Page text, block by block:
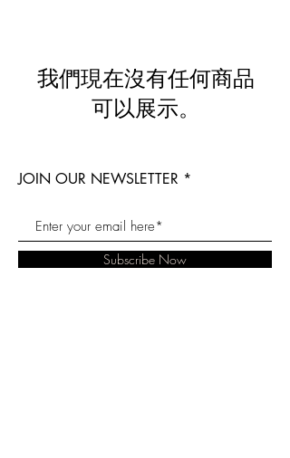
我們現在沒有任何商品
可以展示。
JOIN OUR NEWSLETTER
Subscribe Now